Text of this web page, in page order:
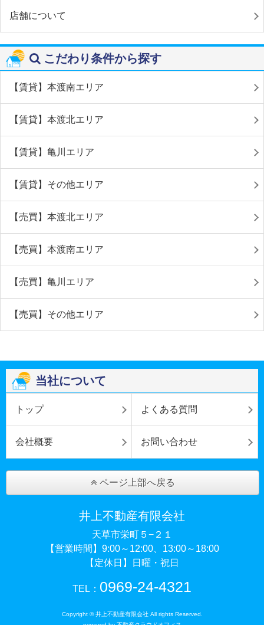
店舗について
こだわり条件から探す
【賃貸】本渡南エリア
【賃貸】本渡北エリア
【賃貸】亀川エリア
【賃貸】その他エリア
【売買】本渡北エリア
【売買】本渡南エリア
【売買】亀川エリア
【売買】その他エリア
当社について
トップ よくある質問
会社概要 お問い合わせ
ページ上部へ戻る
井上不動産有限会社
天草市栄町５−２１
【営業時間】9:00～12:00、13:00～18:00
【定休日】日曜・祝日
TEL： 0969-24-4321
Copyright © 井上不動産有限会社 All rights Reserved.